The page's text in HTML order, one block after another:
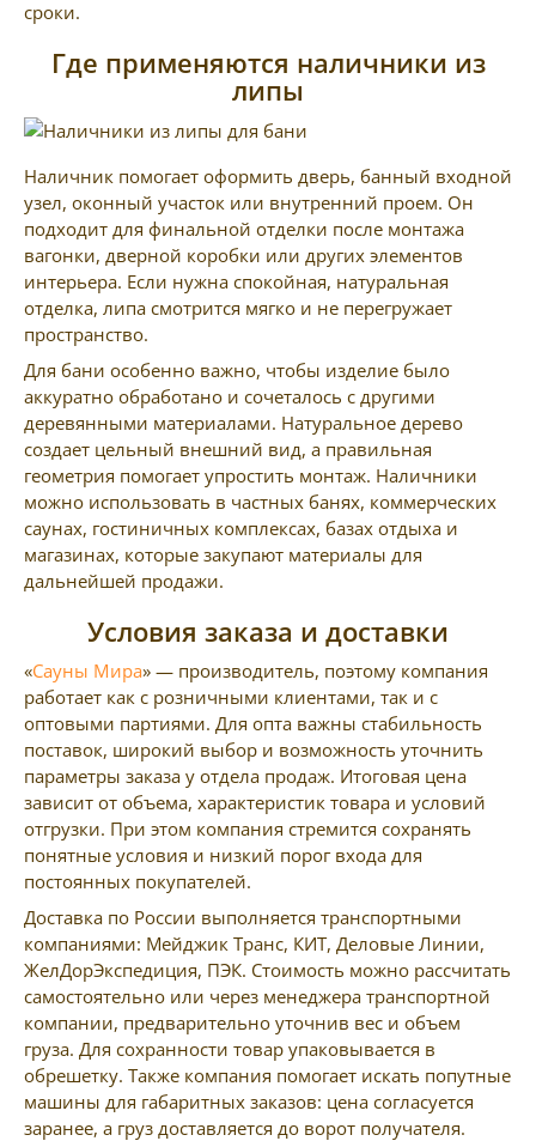
сроки.
Где применяются наличники из
липы
Наличник помогает оформить дверь, банный входной
узел, оконный участок или внутренний проем. Он
подходит для финальной отделки после монтажа
вагонки, дверной коробки или других элементов
интерьера. Если нужна спокойная, натуральная
отделка, липа смотрится мягко и не перегружает
пространство.
Для бани особенно важно, чтобы изделие было
аккуратно обработано и сочеталось с другими
деревянными материалами. Натуральное дерево
создает цельный внешний вид, а правильная
геометрия помогает упростить монтаж. Наличники
можно использовать в частных банях, коммерческих
саунах, гостиничных комплексах, базах отдыха и
магазинах, которые закупают материалы для
дальнейшей продажи.
Условия заказа и доставки
«Сауны Мира» — производитель, поэтому компания
работает как с розничными клиентами, так и с
оптовыми партиями. Для опта важны стабильность
поставок, широкий выбор и возможность уточнить
параметры заказа у отдела продаж. Итоговая цена
зависит от объема, характеристик товара и условий
отгрузки. При этом компания стремится сохранять
понятные условия и низкий порог входа для
постоянных покупателей.
Доставка по России выполняется транспортными
компаниями: Мейджик Транс, КИТ, Деловые Линии,
ЖелДорЭкспедиция, ПЭК. Стоимость можно рассчитать
самостоятельно или через менеджера транспортной
компании, предварительно уточнив вес и объем
груза. Для сохранности товар упаковывается в
обрешетку. Также компания помогает искать попутные
машины для габаритных заказов: цена согласуется
заранее, а груз доставляется до ворот получателя.